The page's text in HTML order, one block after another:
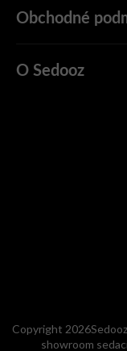
Obchodné
O Sedooz
Copyright
showroom